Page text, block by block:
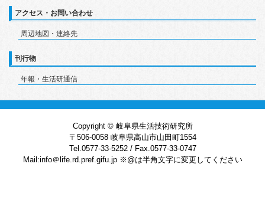
アクセス・お問い合わせ
周辺地図・連絡先
刊行物
年報・生活研通信
Copyright © 岐阜県生活技術研究所
〒506-0058 岐阜県高山市山田町1554
Tel.0577-33-5252 / Fax.0577-33-0747
Mail:info＠life.rd.pref.gifu.jp ※@は半角文字に変更してください